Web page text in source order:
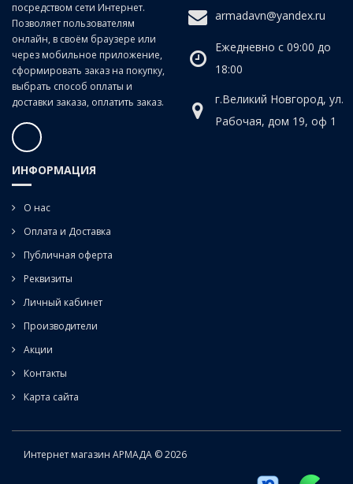
посредством сети Интернет.
Позволяет пользователям
онлайн, в своём браузере или
через мобильное приложение,
сформировать заказ на покупку,
выбрать способ оплаты и
доставки заказа, оплатить заказ.
armadavn@yandex.ru
Ежедневно с 09:00 до
18:00
г.Великий Новгород, ул.
Рабочая, дом 19, оф 1
ИНФОРМАЦИЯ
О нас
Оплата и Доставка
Публичная оферта
Реквизиты
Личный кабинет
Производители
Акции
Контакты
Карта сайта
Интернет магазин АРМАДА © 2026